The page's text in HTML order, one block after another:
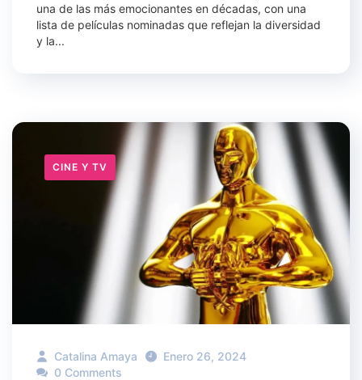
una de las más emocionantes en décadas, con una
lista de películas nominadas que reflejan la diversidad
y la...
CINE Y TV
Catalina Amaya
Enero 26, 2024
0 Comments